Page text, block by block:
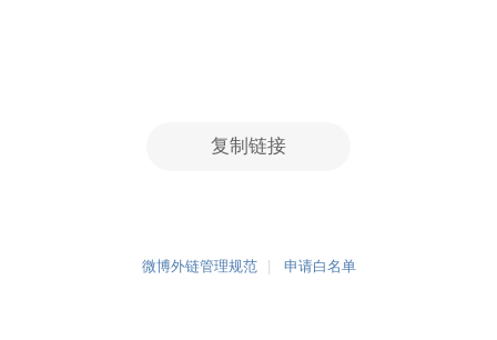
复制链接
微博外链管理规范 申请白名单